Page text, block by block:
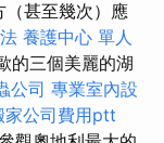
（甚至幾次）應
養護中心 單人
的三個美麗的湖
公司 專業室內設
家公司費用ptt